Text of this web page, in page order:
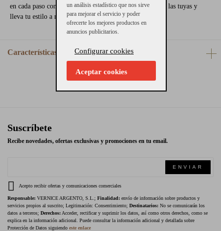
en cada paso con las Sandalias con Cuña Mou. Adquiere las tuyas y
lleva tu estilo a nuevas alturas con Gallery Carrile.
Características
Suscríbete
Recibe novedades, ofertas exclusivas y promociones en tu email.
ENVIAR
Acepto recibir ofertas y comunicaciones comerciales
Responsable: VERNICE ARGENTO, S.L.; Finalidad: envío de información sobre productos y
servicios propios al suscrito; Legitimación: Consentimiento; Destinatarios: No se comunicarán los
datos a terceros; Derechos: Acceder, rectificar y suprimir los datos, así como otros derechos, como se
explica en la información adicional. Puede consultar la información adicional y detallada sobre
Protección de Datos siguiendo este enlace
un análisis estadístico que nos sirve
para mejorar el servicio y poder
ofrecerte los mejores productos en
anuncios publicitarios.
Configurar cookies
Aceptar cookies